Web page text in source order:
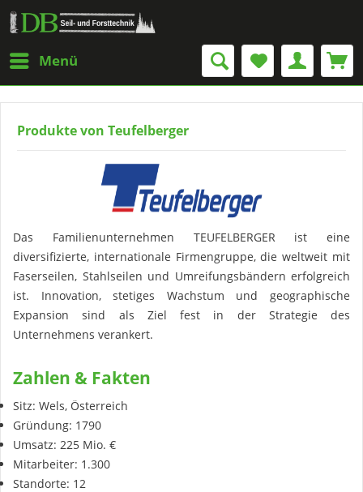
Menü
Produkte von Teufelberger
Das Familienunternehmen TEUFELBERGER ist eine
diversifizierte, internationale Firmengruppe, die weltweit mit
Faserseilen, Stahlseilen und Umreifungsbändern erfolgreich
ist. Innovation, stetiges Wachstum und geographische
Expansion sind als Ziel fest in der Strategie des
Unternehmens verankert.
Zahlen & Fakten
Sitz: Wels, Österreich
Gründung: 1790
Umsatz: 225 Mio. €
Mitarbeiter: 1.300
Standorte: 12